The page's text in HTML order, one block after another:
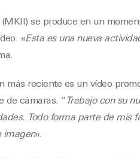
se produce en un
«Esta es una nueva
más reciente es un vídeo
de cámaras. “ Trabajo con su
Todo forma parte de mis
imagen«.